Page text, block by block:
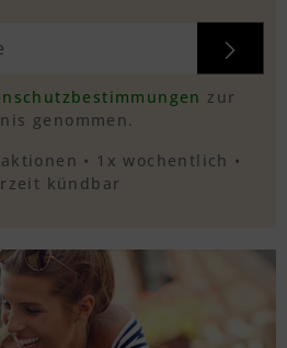
zur
genommen.
• 1x wochentlich •
kündbar